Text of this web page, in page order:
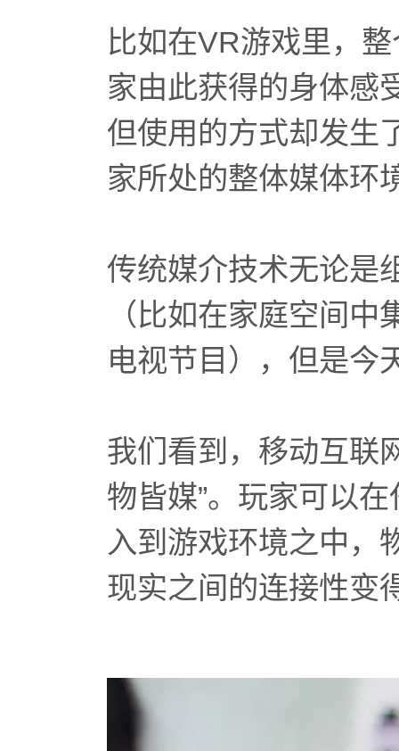
比如在VR游戏里，
家由此获得的身体感
但使用的方式却发生
家所处的整体媒体环
传统媒介技术无论是
（比如在家庭空间
电视节目），但是今
我们看到，移动互联
物皆媒”。玩家可以
入到游戏环境之中，
现实之间的连接性变